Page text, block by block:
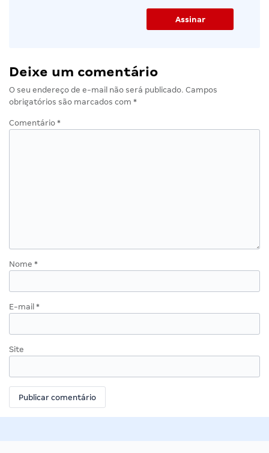
Deixe um comentário
O seu endereço de e-mail não será publicado. Campos
obrigatórios são marcados com *
Comentário *
Nome *
E-mail *
Site